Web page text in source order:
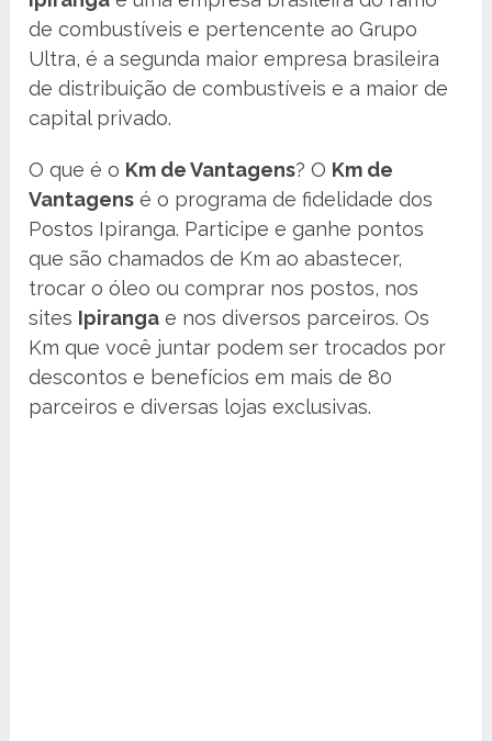
de combustíveis e pertencente ao Grupo
Ultra, é a segunda maior empresa brasileira
de distribuição de combustíveis e a maior de
capital privado.
O que é o Km de Vantagens? O Km de
Vantagens é o programa de fidelidade dos
Postos Ipiranga. Participe e ganhe pontos
que são chamados de Km ao abastecer,
trocar o óleo ou comprar nos postos, nos
sites Ipiranga e nos diversos parceiros. Os
Km que você juntar podem ser trocados por
descontos e benefícios em mais de 80
parceiros e diversas lojas exclusivas.